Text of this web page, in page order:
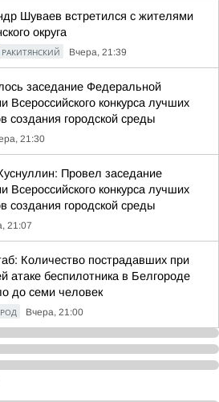
Шуваев встретился с жителями
округа
РАКИТЯНСКИЙ Вчера, 21:39
заседание Федеральной
Всероссийского конкурса лучших
создания городской среды
21:30
Провел заседание
Всероссийского конкурса лучших
создания городской среды
21:07
Количество пострадавших при
атаке беспилотника в Белгороде
до семи человек
Вчера, 21:00